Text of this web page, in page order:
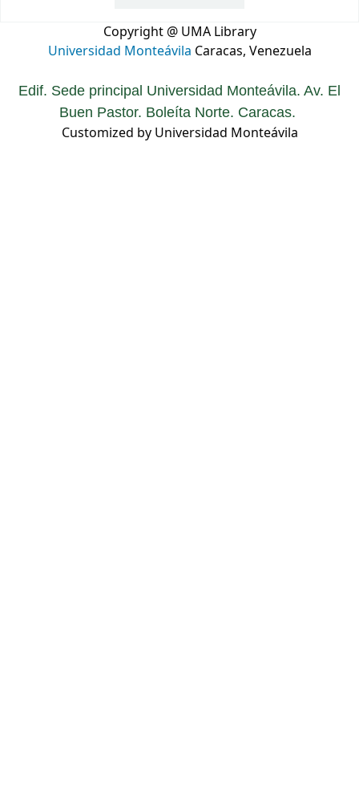
Copyright @ UMA Library
Universidad Monteávila Caracas, Venezuela
Edif. Sede principal Universidad Monteávila. Av. El
Buen Pastor. Boleíta Norte. Caracas.
Customized by Universidad Monteávila